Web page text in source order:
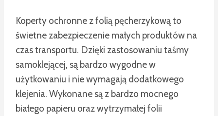
Koperty ochronne z folią pęcherzykową to
świetne zabezpieczenie małych produktów na
czas transportu. Dzięki zastosowaniu taśmy
samoklejącej, są bardzo wygodne w
użytkowaniu i nie wymagają dodatkowego
klejenia. Wykonane są z bardzo mocnego
białego papieru oraz wytrzymałej folii